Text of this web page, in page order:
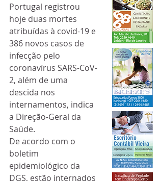
Portugal registrou
hoje duas mortes
atribuídas à covid-19 e
386 novos casos de
infecção pelo
coronavírus SARS-CoV-
2, além de uma
descida nos
internamentos, indica
a Direção-Geral da
Saúde.
De acordo com o
boletim
epidemiológico da
DGS, estão internados